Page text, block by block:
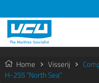
Home Visserij
H-255 “North Sea”